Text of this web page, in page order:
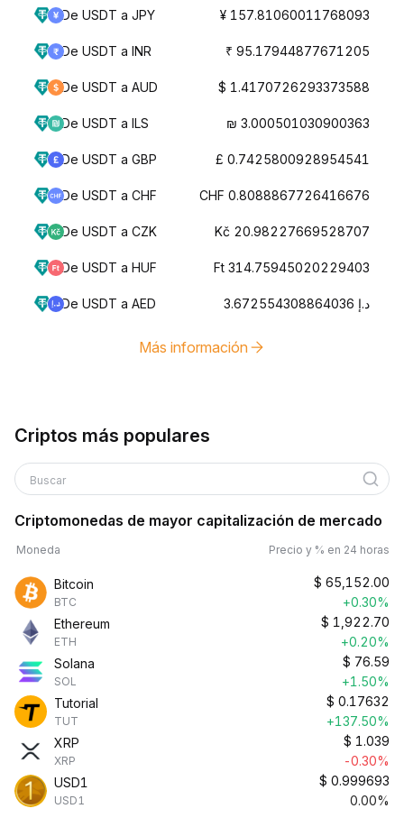
De USDT a JPY ¥ 157.81060011768093
De USDT a INR ₹ 95.17944877671205
De USDT a AUD $ 1.4170726293373588
De USDT a ILS ₪ 3.000501030900363
De USDT a GBP £ 0.7425800928954541
De USDT a CHF CHF 0.8088867726416676
De USDT a CZK Kč 20.98227669528707
De USDT a HUF Ft 314.75945020229403
De USDT a AED د.إ 3.672554308864036
Más información
Criptos más populares
Buscar
Criptomonedas de mayor capitalización de mercado
Moneda Precio y % en 24 horas
Bitcoin
BTC
$ 65,152.00
+0.30%
Ethereum
ETH
$ 1,922.70
+0.20%
Solana
SOL
$ 76.59
+1.50%
Tutorial
TUT
$ 0.17632
+137.50%
XRP
XRP
$ 1.039
-0.30%
USD1
USD1
$ 0.999693
0.00%